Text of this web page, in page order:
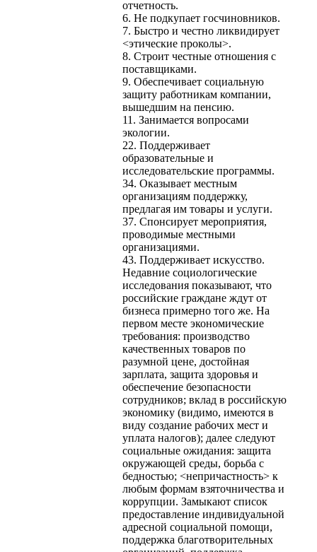
отчетность.
6. Не подкупает госчиновников.
7. Быстро и честно ликвидирует
<этические проколы>.
8. Строит честные отношения с
поставщиками.
9. Обеспечивает социальную
защиту работникам компании,
вышедшим на пенсию.
11. Занимается вопросами
экологии.
22. Поддерживает
образовательные и
исследовательские программы.
34. Оказывает местным
организациям поддержку,
предлагая им товары и услуги.
37. Спонсирует мероприятия,
проводимые местными
организациями.
43. Поддерживает искусство.
Недавние социологические
исследования показывают, что
российские граждане ждут от
бизнеса примерно того же. На
первом месте экономические
требования: производство
качественных товаров по
разумной цене, достойная
зарплата, защита здоровья и
обеспечение безопасности
сотрудников; вклад в российскую
экономику (видимо, имеются в
виду создание рабочих мест и
уплата налогов); далее следуют
социальные ожидания: защита
окружающей среды, борьба с
бедностью; <непричастность> к
любым формам взяточничества и
коррупции. Замыкают список
предоставление индивидуальной
адресной социальной помощи,
поддержка благотворительных